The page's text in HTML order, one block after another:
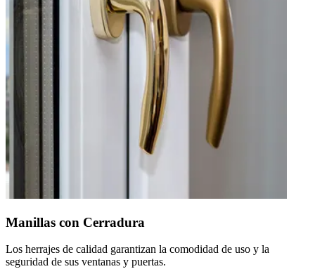
Manillas con Cerradura
Los herrajes de calidad garantizan la comodidad de uso y la
seguridad de sus ventanas y puertas.